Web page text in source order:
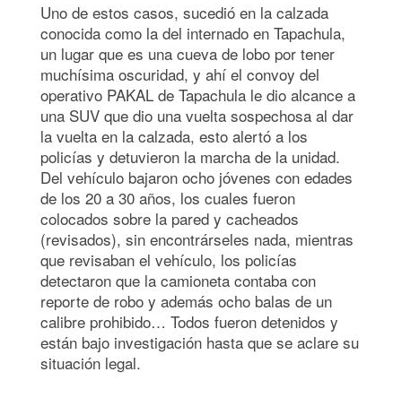
Uno de estos casos, sucedió en la calzada
conocida como la del internado en Tapachula,
un lugar que es una cueva de lobo por tener
muchísima oscuridad, y ahí el convoy del
operativo PAKAL de Tapachula le dio alcance a
una SUV que dio una vuelta sospechosa al dar
la vuelta en la calzada, esto alertó a los
policías y detuvieron la marcha de la unidad.
Del vehículo bajaron ocho jóvenes con edades
de los 20 a 30 años, los cuales fueron
colocados sobre la pared y cacheados
(revisados), sin encontrárseles nada, mientras
que revisaban el vehículo, los policías
detectaron que la camioneta contaba con
reporte de robo y además ocho balas de un
calibre prohibido… Todos fueron detenidos y
están bajo investigación hasta que se aclare su
situación legal.